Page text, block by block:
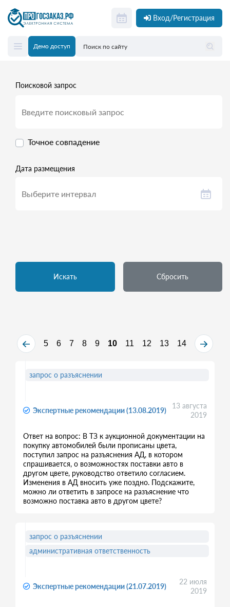
Вход/Регистрация
Демо доступ
Поисковой запрос
Точное совпадение
Дата размещения
Искать Сбросить
5 6 7 8 9 10 11 12 13 14
Экспертные рекомендации (13.08.2019)
13 августа
2019
Ответ на вопрос: В ТЗ к аукционной документации на
покупку автомобилей были прописаны цвета,
поступил запрос на разъяснения АД, в котором
спрашивается, о возможностях поставки авто в
другом цвете, руководство ответило согласием.
Изменения в АД вносить уже поздно. Подскажите,
можно ли ответить в запросе на разъяснение что
возможно поставка авто в другом цвете?
запрос о разъяснении
Экспертные рекомендации (21.07.2019)
22 июля
2019
запрос о разъяснении
административная ответственность